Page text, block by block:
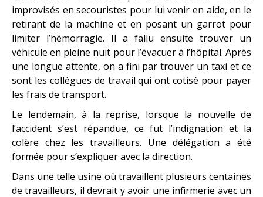
improvisés en secouristes pour lui venir en aide, en le
retirant de la machine et en posant un garrot pour
limiter l’hémorragie. Il a fallu ensuite trouver un
véhicule en pleine nuit pour l’évacuer à l’hôpital. Après
une longue attente, on a fini par trouver un taxi et ce
sont les collègues de travail qui ont cotisé pour payer
les frais de transport.
Le lendemain, à la reprise, lorsque la nouvelle de
l’accident s’est répandue, ce fut l’indignation et la
colère chez les travailleurs. Une délégation a été
formée pour s’expliquer avec la direction.
Dans une telle usine où travaillent plusieurs centaines
de travailleurs, il devrait y avoir une infirmerie avec un